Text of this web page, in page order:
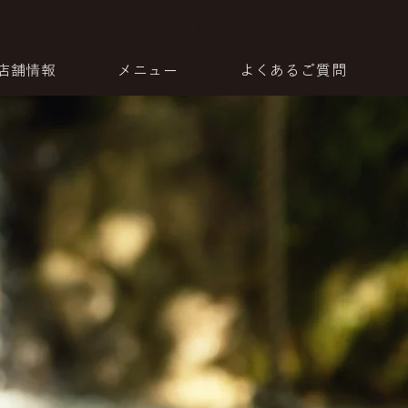
舗情報 メニュー よくあるご質問